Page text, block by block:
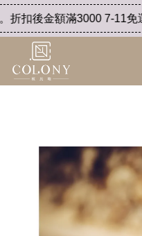
扣後金額滿3000 7-11免